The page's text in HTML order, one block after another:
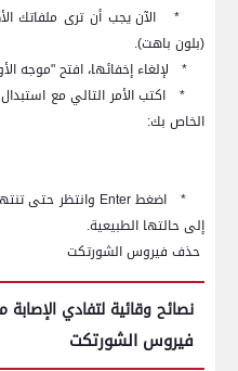
*
الآن يجب أن ترى ملفاتك
(بلون باهت).
* لإلغاء إخفائها، افتح "موجه
*
اكتب الأمر التالي مع
الخاص بك:
* اضغطEnter وانتظر حتى
إلى حالتها الطبيعية.
حذف فيروس الشورتكت
نصائح وقائية لتفادي
فيروس الشورتكت